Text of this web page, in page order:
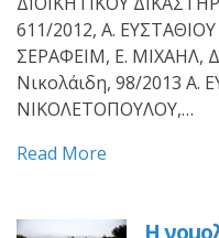
611/2012, Α.
ΣΕΡΑΦΕΙΜ, Ε. MΙΧΑΗΛ,
Νικολάιδη, 98/2013 Α.
ΝΙΚΟΛΕΤΟΠΟΥΛΟΥ,…
Read More
Η